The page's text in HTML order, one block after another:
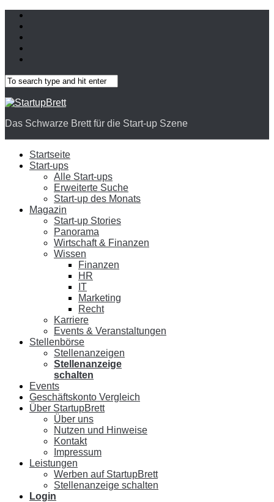
Das Schwarze Brett für die Start-up Szene
Startseite
Start-ups
Alle Start-ups
Erweiterte Suche
Start-up des Monats
Magazin
Start-up Stories
Panorama
Wirtschaft & Finanzen
Wissen
Finanzen
HR
IT
Marketing
Recht
Karriere
Events & Veranstaltungen
Stellenbörse
Stellenanzeigen
Stellenanzeige
schalten
Events
Geschäftskonto Vergleich
Über StartupBrett
Über uns
Nutzen und Hinweise
Kontakt
Impressum
Leistungen
Werben auf StartupBrett
Stellenanzeige schalten
Login